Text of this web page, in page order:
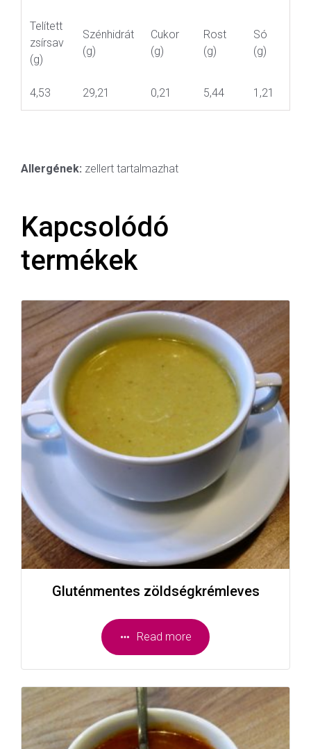
Telített
zsírsav
(g)
Szénhidrát
(g)
Cukor
(g)
Rost
(g)
Só
(g)
4,53 29,21 0,21 5,44 1,21
Allergének: zellert tartalmazhat
Kapcsolódó
termékek
Gluténmentes zöldségkrémleves
Read more